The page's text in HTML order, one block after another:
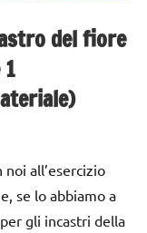
del fiore
all’esercizio
se lo abbiamo a
gli incastri della